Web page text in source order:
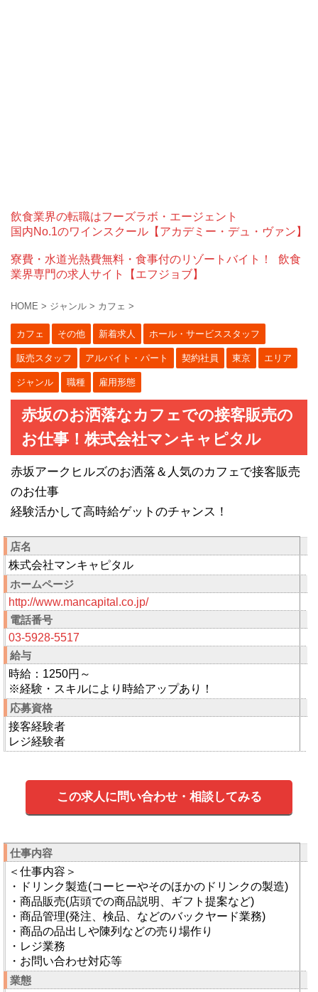
飲食業界の転職はフーズラボ・エージェント
国内No.1のワインスクール【アカデミー・デュ・ヴァン】
寮費・水道光熱費無料・食事付のリゾートバイト！
飲食
業界専門の求人サイト【エフジョブ】
HOME > ジャンル > カフェ >
カフェ その他 新着求人 ホール・サービススタッフ
販売スタッフ アルバイト・パート 契約社員 東京 エリア
ジャンル 職種 雇用形態
赤坂のお洒落なカフェでの接客販売の
お仕事！株式会社マンキャピタル
赤坂アークヒルズのお洒落＆人気のカフェで接客販売
のお仕事
経験活かして高時給ゲットのチャンス！
店名
株式会社マンキャピタル
ホームページ
http://www.mancapital.co.jp/
電話番号
03-5928-5517
給与
時給：1250円～
※経験・スキルにより時給アップあり！
応募資格
接客経験者
レジ経験者
この求人に問い合わせ・相談してみる
仕事内容
＜仕事内容＞
・ドリンク製造(コーヒーやそのほかのドリンクの製造)
・商品販売(店頭での商品説明、ギフト提案など)
・商品管理(発注、検品、などのバックヤード業務)
・商品の品出しや陳列などの売り場作り
・レジ業務
・お問い合わせ対応等
業態